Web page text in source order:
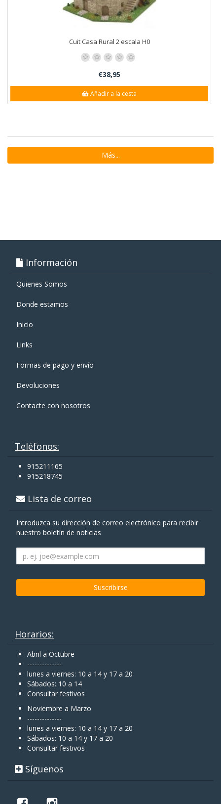
Cuit Casa Rural 2 escala H0
€38,95
Añadir a la cesta
Más...
Información
Quienes Somos
Donde estamos
Inicio
Links
Formas de pago y enví­o
Devoluciones
Contacte con nosotros
Teléfonos:
915211165
915218745
Lista de correo
Introduzca su dirección de correo electrónico para recibir
nuestro boletín de noticias
Horarios:
Abril a Octubre
--------------
lunes a viernes: 10 a 14 y 17 a 20
Sábados: 10 a 14
Consultar festivos
Noviembre a Marzo
--------------
lunes a viernes: 10 a 14 y 17 a 20
Sábados: 10 a 14 y 17 a 20
Consultar festivos
Síguenos